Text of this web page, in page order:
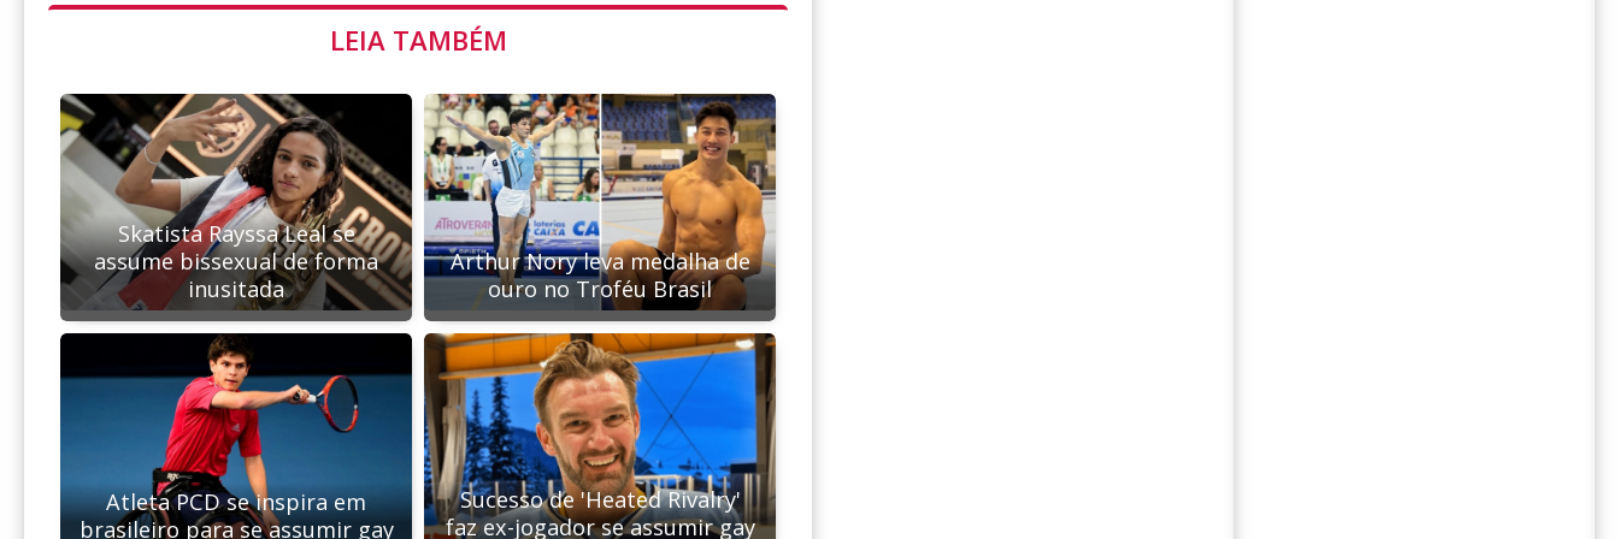
LEIA TAMBÉM
Skatista Rayssa Leal se
assume bissexual de forma
inusitada
Arthur Nory leva medalha de
ouro no Troféu Brasil
Atleta PCD se inspira em
brasileiro para se assumir gay
Sucesso de 'Heated Rivalry'
faz ex-jogador se assumir gay